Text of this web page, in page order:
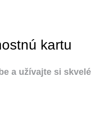
kartu
a užívajte si skvelé